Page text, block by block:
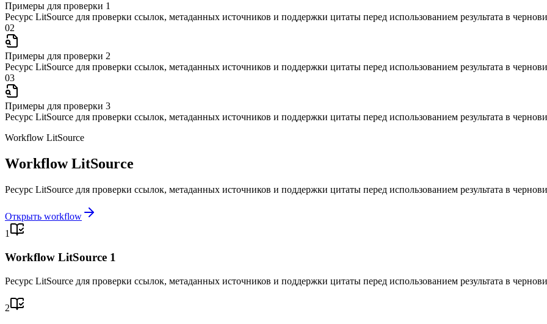
Примеры для проверки 1
Ресурс LitSource для проверки ссылок, метаданных источников и поддержки цитаты перед использованием результата в
02
Примеры для проверки 2
Ресурс LitSource для проверки ссылок, метаданных источников и поддержки цитаты перед использованием результата в
03
Примеры для проверки 3
Ресурс LitSource для проверки ссылок, метаданных источников и поддержки цитаты перед использованием результата в
Workflow LitSource
Workflow LitSource
Ресурс LitSource для проверки ссылок, метаданных источников и поддержки цитаты перед использованием результата в
Открыть workflow
1
Workflow LitSource 1
Ресурс LitSource для проверки ссылок, метаданных источников и поддержки цитаты перед использованием результата в
2